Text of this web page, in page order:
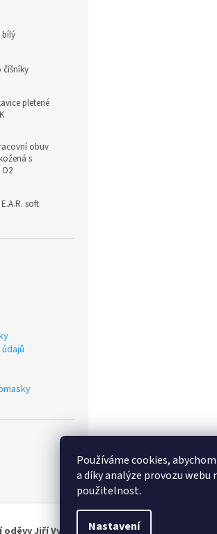
Používáme cookies,
a díky analýze provozu webu
použitelnost.
Nastavení
bílý
číšníky
pletené
obuv
s
soft
Jiří Vyskočil . Všechna práva vyhrazena.